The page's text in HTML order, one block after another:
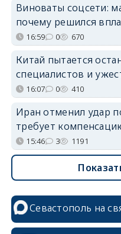
Виноваты соцсети:
почему решился
16:59 0 670
Китай пытается
специалистов и
16:07 0 410
Иран отменил удар
требует
15:46 3 1191
Севастополь на